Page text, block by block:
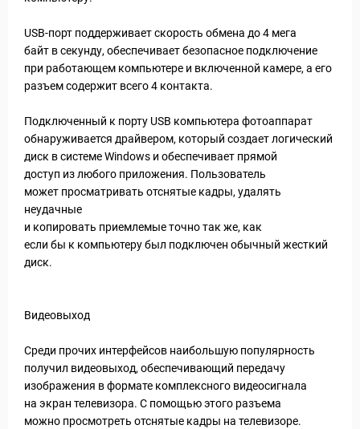
Новости и Отчеты
USB-порт поддерживает скорость обмена до 4 мега
байт в секунду, обеспечивает безопасное подключение
при работающем компьютере и включенной камере, а его
разъем содержит всего 4 контакта.
Подключенный к порту USB компьютера фотоаппарат
обнаруживается драйвером, который создает логический
диск в системе Windows и обеспечивает прямой
доступ из любого приложения. Пользователь
может просматривать отснятые кадры, удалять
неудачные
и копировать приемлемые точно так же, как
если бы к компьютеру был подключен обычный жесткий
диск.
Видеовыход
Среди прочих интерфейсов наибольшую популярность
получил видеовыход, обеспечивающий передачу
изображения в формате комплексного видеосигнала
на экран телевизора. С помощью этого разъема
можно просмотреть отснятые кадры на телевизоре.